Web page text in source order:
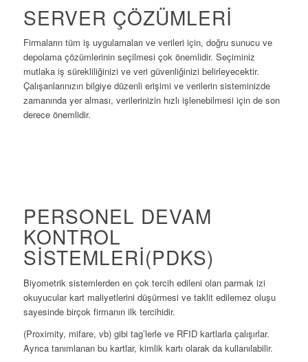
SERVER ÇÖZÜMLERI
Firmaların tüm iş uygulamaları ve verileri için, doğru sunucu ve
depolama çözümlerinin seçilmesi çok önemlidir. Seçiminiz
mutlaka iş sürekliliğinizi ve veri güvenliğinizi belirleyecektir.
Çalışanlarınızın bilgiye düzenli erişimi ve verilerin sisteminizde
zamanında yer alması, verilerinizin hızlı işlenebilmesi için de son
derece önemlidir.
PERSONEL DEVAM
KONTROL
SISTEMLERI(PDKS)
Biyometrik sistemlerden en çok tercih edileni olan parmak izi
okuyucular kart maliyetlerini düşürmesi ve taklit edilemez oluşu
sayesinde birçok firmanın ilk tercihidir.
(Proximity, mifare, vb) gibi tag’lerle ve RFID kartlarla çalışırlar.
Ayrıca tanımlanan bu kartlar, kimlik kartı olarak da kullanılabilir.